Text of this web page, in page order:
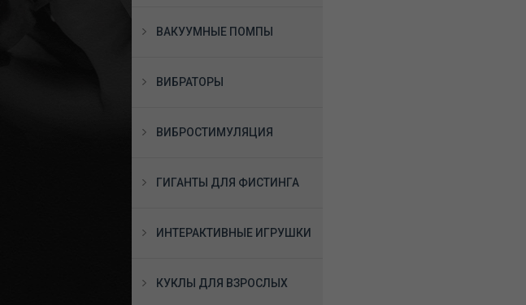
ВАКУУМНЫЕ ПОМПЫ
ВИБРАТОРЫ
ВИБРОСТИМУЛЯЦИЯ
ГИГАНТЫ ДЛЯ ФИСТИНГА
ИНТЕРАКТИВНЫЕ ИГРУШКИ
КУКЛЫ ДЛЯ ВЗРОСЛЫХ